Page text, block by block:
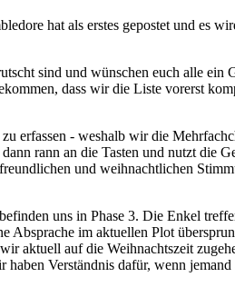
hat als erstes gepostet und es
sind und wünschen euch alle
dass wir die Liste vorerst
erfassen - weshalb wir die
rann an die Tasten und nutzt
und weihnachtlichen
uns in Phase 3. Die Enkel
Absprache im aktuellen Plot
aktuell auf die Weihnachtszeit
haben Verständnis dafür, wenn